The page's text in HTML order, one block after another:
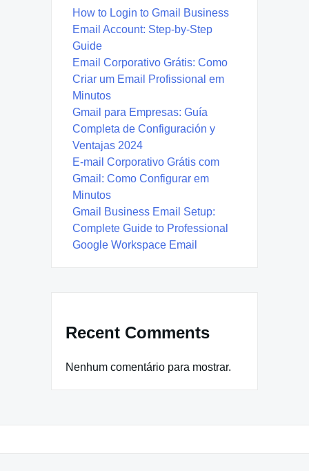
How to Login to Gmail Business
Email Account: Step-by-Step
Guide
Email Corporativo Grátis: Como
Criar um Email Profissional em
Minutos
Gmail para Empresas: Guía
Completa de Configuración y
Ventajas 2024
E-mail Corporativo Grátis com
Gmail: Como Configurar em
Minutos
Gmail Business Email Setup:
Complete Guide to Professional
Google Workspace Email
Recent Comments
Nenhum comentário para mostrar.